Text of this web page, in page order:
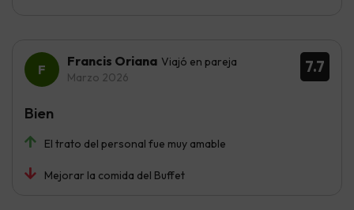
7.7
Francis Oriana Viajó en pareja
Marzo 2026
El trato del personal fue muy amable
Mejorar la comida del Buffet
Bien